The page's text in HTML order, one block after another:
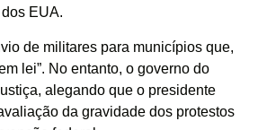
EUA.
de militares para municípios que,
lei”. No entanto, o governo do
alegando que o presidente
da gravidade dos protestos